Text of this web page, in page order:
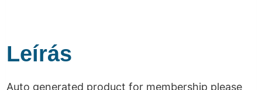
Leírás
Auto generated product for membership please